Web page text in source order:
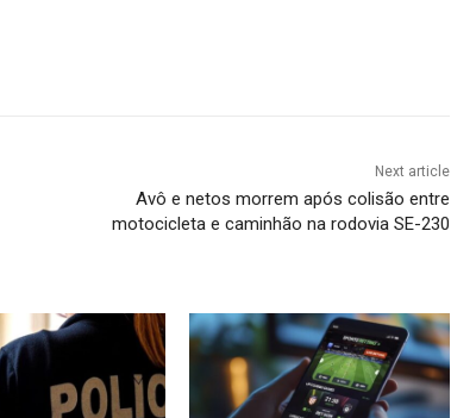
Next article
Avô e netos morrem após colisão entre
motocicleta e caminhão na rodovia SE-230